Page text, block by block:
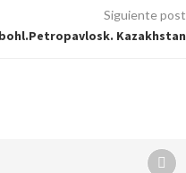
Siguiente post
Kazakhstan